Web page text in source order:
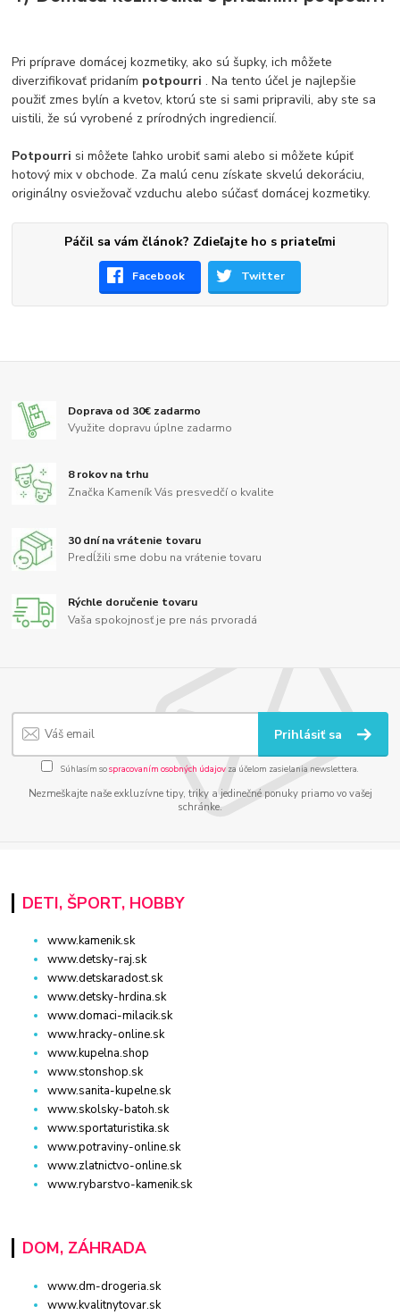
Pri príprave domácej kozmetiky, ako sú šupky, ich môžete
diverzifikovať pridaním potpourri. Na tento účel je najlepšie
použiť zmes bylín a kvetov, ktorú ste si sami pripravili, aby ste sa
uistili, že sú vyrobené z prírodných ingrediencií.
Potpourri si môžete ľahko urobiť sami alebo si môžete kúpiť
hotový mix v obchode. Za malú cenu získate skvelú dekoráciu,
originálny osviežovač vzduchu alebo súčasť domácej kozmetiky.
Páčil sa vám článok? Zdieľajte ho s priateľmi
Facebook Twitter
Doprava od 30€ zadarmo
Využite dopravu úplne zadarmo
8 rokov na trhu
Značka Kameník Vás presvedčí o kvalite
30 dní na vrátenie tovaru
Predĺžili sme dobu na vrátenie tovaru
Rýchle doručenie tovaru
Vaša spokojnosť je pre nás prvoradá
Prihlásiť sa
Súhlasím sospracovaním osobných údajov za účelom zasielania newslettera.
Nezmeškajte naše exkluzívne tipy, triky a jedinečné ponuky priamo vo vašej
schránke.
DETI, ŠPORT, HOBBY
www.kamenik.sk
www.detsky-raj.sk
www.detskaradost.sk
www.detsky-hrdina.sk
www.domaci-milacik.sk
www.hracky-online.sk
www.kupelna.shop
www.stonshop.sk
www.sanita-kupelne.sk
www.skolsky-batoh.sk
www.sportaturistika.sk
www.potraviny-online.sk
www.zlatnictvo-online.sk
www.rybarstvo-kamenik.sk
DOM, ZÁHRADA
www.dm-drogeria.sk
www.kvalitnytovar.sk